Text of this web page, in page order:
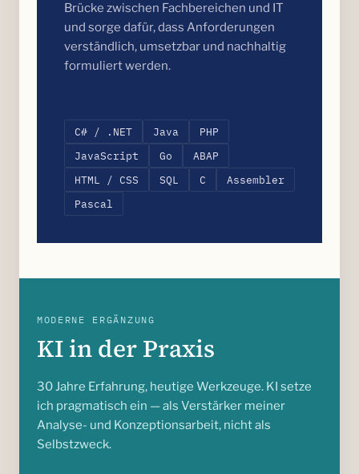
Brücke zwischen Fachbereichen und IT
und sorge dafür, dass Anforderungen
verständlich, umsetzbar und nachhaltig
formuliert werden.
C# / .NET Java
PHP
JavaScript
Go
ABAP
HTML / CSS
SQL C
Assembler
Pascal
MODERNE ERGÄNZUNG
KI in der Praxis
30 Jahre Erfahrung, heutige Werkzeuge. KI setze
ich pragmatisch ein — als Verstärker meiner
Analyse- und Konzeptionsarbeit, nicht als
Selbstzweck.